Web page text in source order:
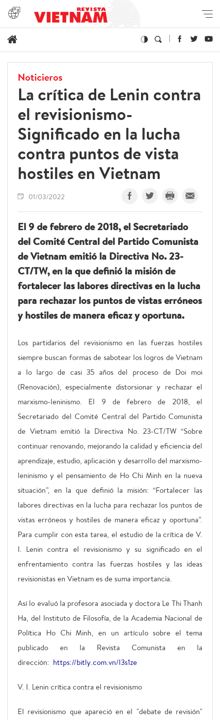
Noticieros
La crítica de Lenin contra
el revisionismo-
Significado en la lucha
contra puntos de vista
hostiles en Vietnam
01/03/2022
El 9 de febrero de 2018, el Secretariado
del Comité Central del Partido Comunista
de Vietnam emitió la Directiva No. 23-
CT/TW, en la que definió la misión de
fortalecer las labores directivas en la lucha
para rechazar los puntos de vistas erróneos
y hostiles de manera eficaz y oportuna.
Los partidarios del revisionismo en las fuerzas hostiles
siempre buscan formas de sabotear los logros de Vietnam
a lo largo de casi 35 años del proceso de Doi moi
(Renovación), especialmente distorsionar y rechazar el
marxismo-leninismo. El 9 de febrero de 2018, el
Secretariado del Comité Central del Partido Comunista
de Vietnam emitió la Directiva No. 23-CT/TW “Sobre
continuar renovando, mejorando la calidad y eficiencia del
aprendizaje, estudio, aplicación y desarrollo del marxismo-
leninismo y el pensamiento de Ho Chi Minh en la nueva
situación”, en la que definió la misión: “Fortalecer las
labores directivas en la lucha para rechazar los puntos de
vistas erróneos y hostiles de manera eficaz y oportuna”.
Para cumplir con esta tarea, el estudio de la crítica de V.
I. Lenin contra el revisionismo y su significado en el
enfrentamiento contra las fuerzas hostiles y las ideas
revisionistas en Vietnam es de suma importancia.
Así lo evaluó la profesora asociada y doctora Le Thi Thanh
Ha, del Instituto de Filosofía, de la Academia Nacional de
Política Ho Chi Minh, en un artículo sobre el tema
publicado en la Revista Comunista en la
dirección: https://bitly.com.vn/l3s1ze
V. I. Lenin crítica contra el revisionismo
El revisionismo que apareció en el "debate de revisión"